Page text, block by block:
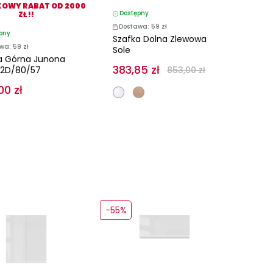
RABAT OD 2000
ZŁ !!
59 zł
Górna Junona
80/57
zł
Dostępny
Dostawa: 59 zł
Szafka Dolna Zlewowa
Sole
383,85 zł 853,00 zł
-55%